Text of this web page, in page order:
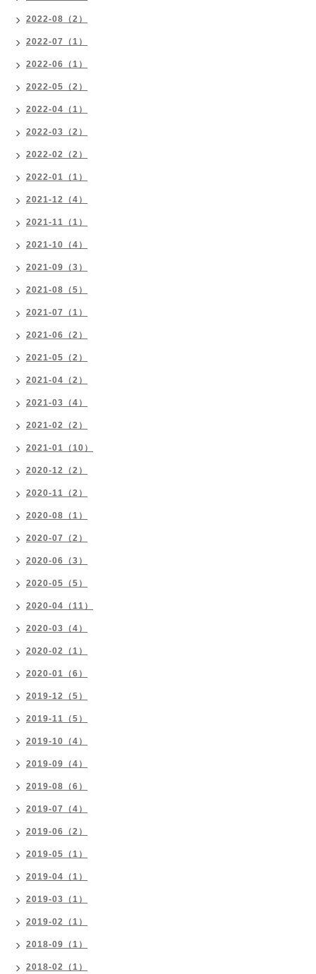
2022-08（2）
2022-07（1）
2022-06（1）
2022-05（2）
2022-04（1）
2022-03（2）
2022-02（2）
2022-01（1）
2021-12（4）
2021-11（1）
2021-10（4）
2021-09（3）
2021-08（5）
2021-07（1）
2021-06（2）
2021-05（2）
2021-04（2）
2021-03（4）
2021-02（2）
2021-01（10）
2020-12（2）
2020-11（2）
2020-08（1）
2020-07（2）
2020-06（3）
2020-05（5）
2020-04（11）
2020-03（4）
2020-02（1）
2020-01（6）
2019-12（5）
2019-11（5）
2019-10（4）
2019-09（4）
2019-08（6）
2019-07（4）
2019-06（2）
2019-05（1）
2019-04（1）
2019-03（1）
2019-02（1）
2018-09（1）
2018-02（1）